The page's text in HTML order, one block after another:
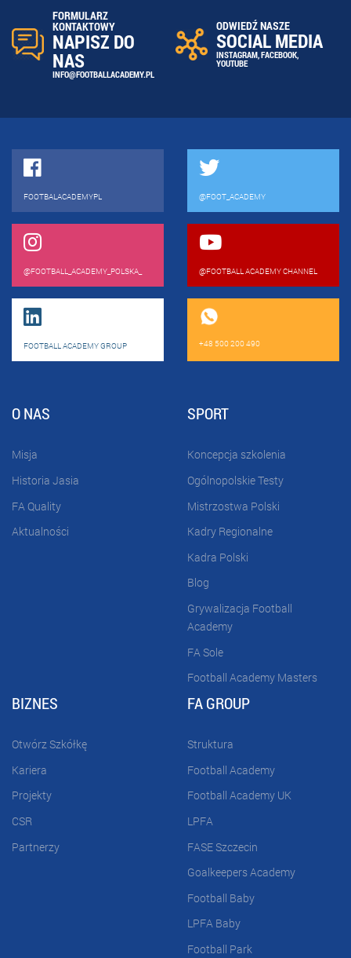
FORMULARZ
KONTAKTOWY
NAPISZ DO
NAS
INFO@FOOTBALLACADEMY.PL
ODWIEDŹ NASZE
SOCIAL MEDIA
INSTAGRAM,FACEBOOK,
YOUTUBE
FOOTBALACADEMYPL @FOOT_ACADEMY
@FOOTBALL_ACADEMY_POLSKA_ @FOOTBALL ACADEMY CHANNEL
FOOTBALL ACADEMY GROUP +48 500 200 490
O NAS
Misja
Historia Jasia
FA Quality
Aktualności
SPORT
Koncepcja szkolenia
Ogólnopolskie Testy
Mistrzostwa Polski
Kadry Regionalne
Kadra Polski
Blog
Grywalizacja Football
Academy
FA Sole
Football Academy Masters
BIZNES
Otwórz Szkółkę
Kariera
Projekty
CSR
Partnerzy
FA GROUP
Struktura
Football Academy
Football Academy UK
LPFA
FASE Szczecin
Goalkeepers Academy
Football Baby
LPFA Baby
Football Park